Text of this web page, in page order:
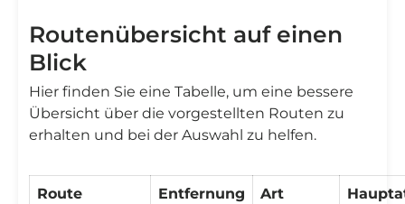
Routenübersicht auf einen
Blick
Hier finden Sie eine Tabelle, um eine bessere
Übersicht über die vorgestellten Routen zu
erhalten und bei der Auswahl zu helfen.
Route Entfernung Art